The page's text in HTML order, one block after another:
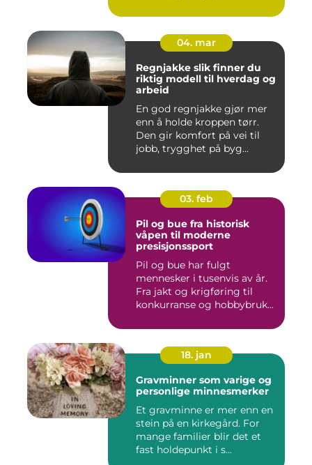
04. mar
Regnjakke slik finner du
riktig modell til hverdag og
arbeid
En god regnjakke gjør mer
enn å holde kroppen tørr.
Den gir komfort på vei til
jobb, trygghet på byg...
03. feb
Pil og bue fra historisk
våpen til moderne
presisjonssport
Pil og bue har fulgt
mennesker i tusenvis av år.
Fra jakt og krigføring til
konkurranse og hobbybruk...
18. jan
Gravminner som varige og
personlige minnesmerker
Et gravminne er mer enn en
stein på en kirkegård. For
mange familier blir det et
fast holdepunkt i s...